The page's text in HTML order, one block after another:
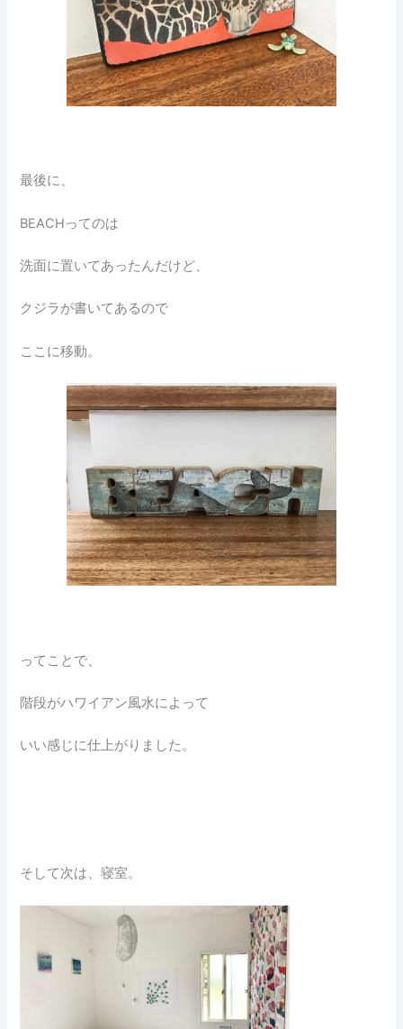
最後に、
BEACHってのは
洗面に置いてあったんだけど、
クジラが書いてあるので
ここに移動。
ってことで、
階段がハワイアン風水によって
いい感じに仕上がりました。
そして次は、寝室。